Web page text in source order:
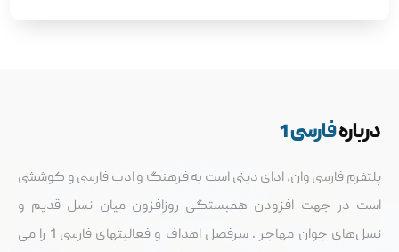
دربارهفارسی 1
پلتفرم فارسی وان، ادای دینی است به فرهنگ و ادب فارسی و کوششی
است در جهت افزودن همبستگی روزافزون میان نسل قدیم و
نسل‌های جوان مهاجر . سرفصل اهداف و فعالیتهای فارسی 1 را می